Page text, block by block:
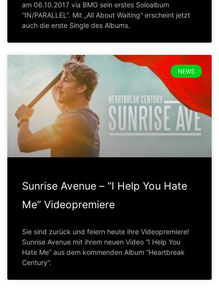
am 06.10.2017 via BMG sein erstes Soloalbum
“IN/PARALLEL”. Mit „All About Waiting” erscheint jetzt
auch die erste Single des Albums.
NEWS
Sunrise Avenue – “I Help You Hate
Me” Videopremiere
Sie sind zurück und feiern heute ihre Videopremiere!
Sunrise Avenue mit ihrem neuen Video “I Help You
Hate Me” aus dem kommenden Album “Heartbreak
Century”: